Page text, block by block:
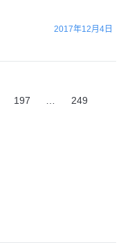
2017年12月4日
197 249